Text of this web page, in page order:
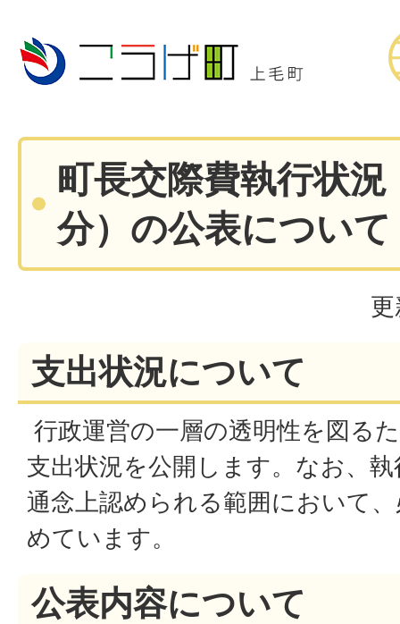
町長交際費執行状
分）の公表について
支出状況について
行政運営の一層の透明性を図る
支出状況を公開します。なお、
通念上認められる範囲において
めています。
公表内容について